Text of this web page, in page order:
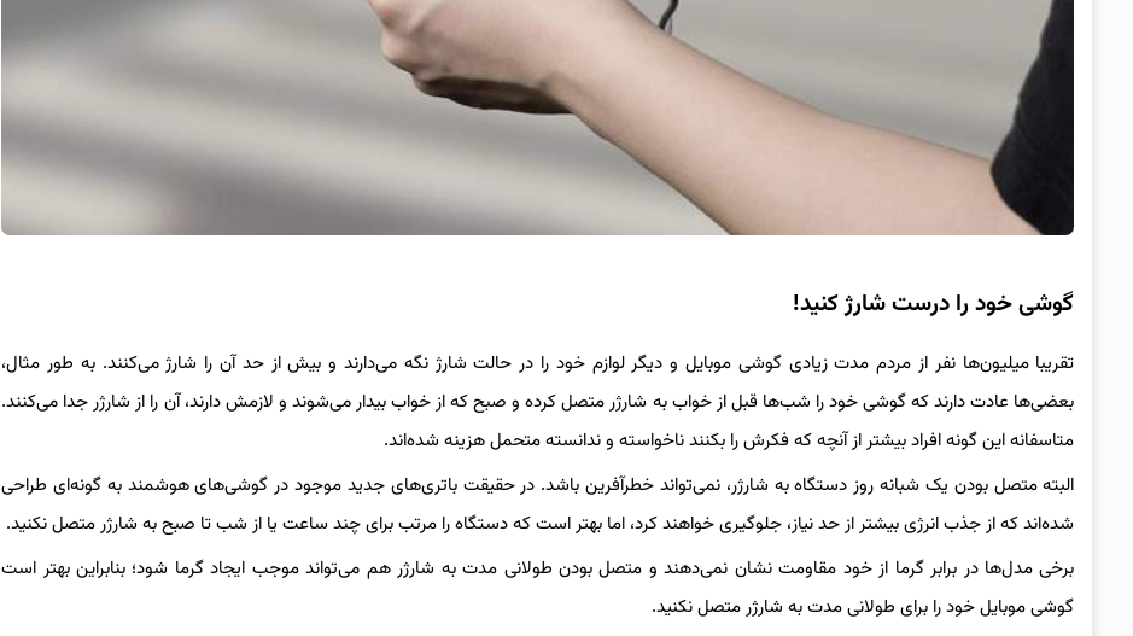
گوشی خود را درست شارژ کنید!
تقریبا میلیون‌ها نفر از مردم مدت زیادی گوشی موبایل و دیگر لوازم خود را در حالت شارژ نگه می‌دارند و بیش از حد آن را شارژ می‌کنند. به طور مثال،
بعضی‌ها عادت دارند که گوشی خود را شب‌ها قبل از خواب به شارژر متصل کرده و صبح که از خواب بیدار می‌شوند و لازمش دارند، آن را از شارژر جدا می‌کنند.
متاسفانه این گونه افراد بیشتر از آنچه که فکرش را بکنند ناخواسته و ندانسته متحمل هزینه شده‌اند.
البته متصل بودن یک شبانه روز دستگاه به شارژر، نمی‌تواند خطرآفرین باشد. در حقیقت باتری‌های جدید موجود در گوشی‌های هوشمند به گونه‌ای طراحی
شده‌اند که از جذب انرژی بیشتر از حد نیاز، جلوگیری خواهند کرد، اما بهتر است که دستگاه را مرتب برای چند ساعت یا از شب تا صبح به شارژر متصل نکنید.
برخی مدل‌ها در برابر گرما از خود مقاومت نشان نمی‌دهند و متصل بودن طولانی مدت به شارژر هم می‌تواند موجب ایجاد گرما شود؛ بنابراین بهتر است
گوشی موبایل خود را برای طولانی مدت به شارژر متصل نکنید.